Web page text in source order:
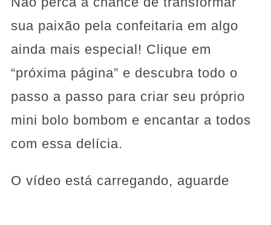
sua paixão pela confeitaria em algo
ainda mais especial! Clique em
“próxima página” e descubra todo o
passo a passo para criar seu próprio
mini bolo bombom e encantar a todos
com essa delícia.
O vídeo está carregando, aguarde